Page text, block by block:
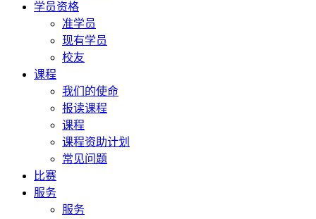
学员资格
准学员
现有学员
校友
课程
我们的使命
报读课程
课程
课程资助计划
常见问题
比赛
服务
服务